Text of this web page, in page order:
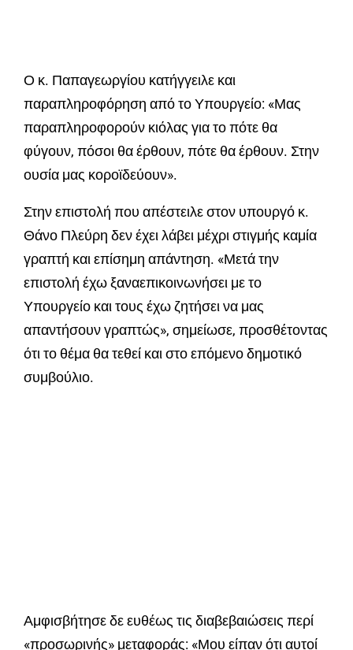
Ο κ. Παπαγεωργίου κατήγγειλε και
παραπληροφόρηση από το Υπουργείο: «Μας
παραπληροφορούν κιόλας για το πότε θα
φύγουν, πόσοι θα έρθουν, πότε θα έρθουν. Στην
ουσία μας κοροϊδεύουν».
Στην επιστολή που απέστειλε στον υπουργό κ.
Θάνο Πλεύρη δεν έχει λάβει μέχρι στιγμής καμία
γραπτή και επίσημη απάντηση. «Μετά την
επιστολή έχω ξαναεπικοινωνήσει με το
Υπουργείο και τους έχω ζητήσει να μας
απαντήσουν γραπτώς», σημείωσε, προσθέτοντας
ότι το θέμα θα τεθεί και στο επόμενο δημοτικό
συμβούλιο.
Αμφισβήτησε δε ευθέως τις διαβεβαιώσεις περί
«προσωρινής» μεταφοράς: «Μου είπαν ότι αυτοί